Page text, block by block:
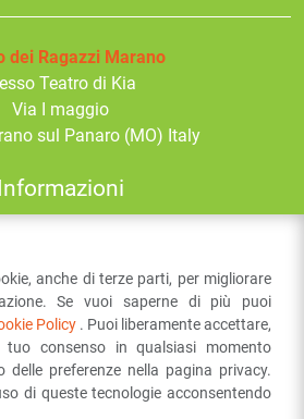
dei Ragazzi Marano
Teatro di Kia
Via I maggio
sul Panaro (MO) Italy
Social
anche di terze parti, per migliorare
Se vuoi saperne di più puoi
Policy . Puoi liberamente accettare,
consenso in qualsiasi momento
delle preferenze nella pagina privacy.
di queste tecnologie acconsentendo